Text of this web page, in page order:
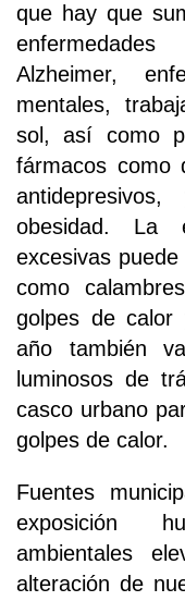
que hay que
Alzheimer,
mentales,
sol, así como
fármacos como
obesidad. La
excesivas
como
golpes de calor
año también
luminosos de
casco urbano
golpes de calor.
Fuentes
exposición
ambientales
alteración de